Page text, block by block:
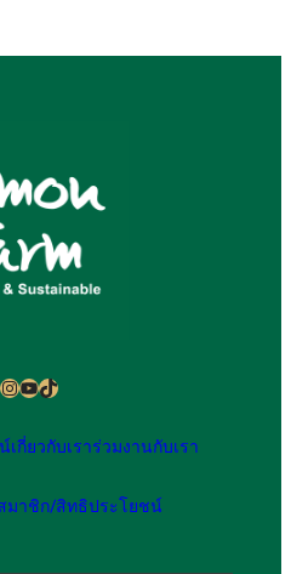
Instagram
YouTube
TikTok
เกี่ยวกับเราร่วมงานกับเรา
มาชิก/สิทธิประโยชน์